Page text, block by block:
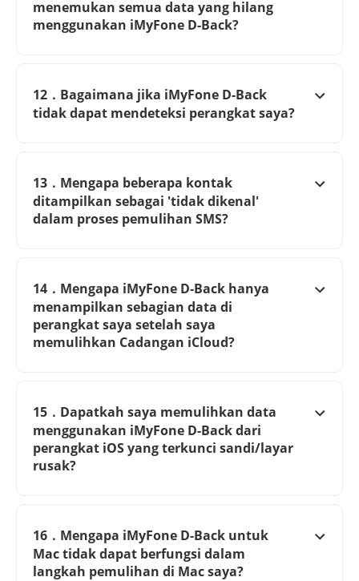
menemukan semua data yang hilang
menggunakan iMyFone D-Back?
12．Bagaimana jika iMyFone D-Back
tidak dapat mendeteksi perangkat saya?
13．Mengapa beberapa kontak
ditampilkan sebagai 'tidak dikenal'
dalam proses pemulihan SMS?
14．Mengapa iMyFone D-Back hanya
menampilkan sebagian data di
perangkat saya setelah saya
memulihkan Cadangan iCloud?
15．Dapatkah saya memulihkan data
menggunakan iMyFone D-Back dari
perangkat iOS yang terkunci sandi/layar
rusak?
16．Mengapa iMyFone D-Back untuk
Mac tidak dapat berfungsi dalam
langkah pemulihan di Mac saya?